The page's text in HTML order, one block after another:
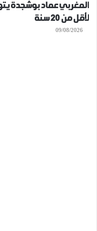
لأقل من 20 سنة
09/08/2026